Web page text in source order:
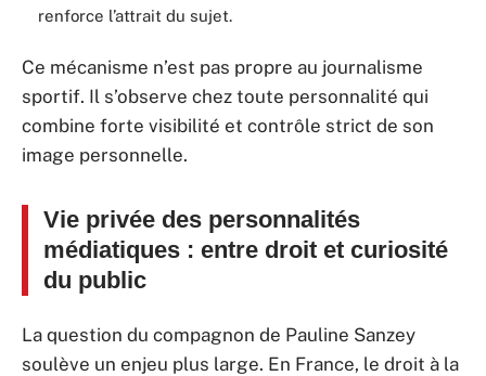
renforce l’attrait du sujet.
Ce mécanisme n’est pas propre au journalisme
sportif. Il s’observe chez toute personnalité qui
combine forte visibilité et contrôle strict de son
image personnelle.
Vie privée des personnalités
médiatiques : entre droit et curiosité
du public
La question du compagnon de Pauline Sanzey
soulève un enjeu plus large. En France, le droit à la